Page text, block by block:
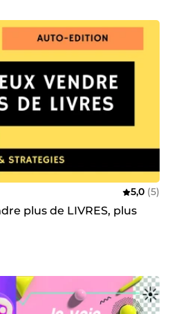
5,0 (5)
plus de LIVRES, plus